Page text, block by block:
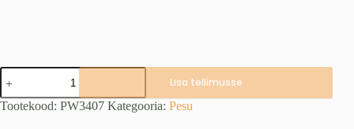
Pinewood
Abisko
Meriinovillased
püksid
Lisa tellimusse
Tootekood: PW3407 Kategooria: Pesu